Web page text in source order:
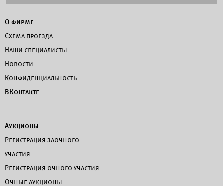
О фирме
Схема проезда
Наши специалисты
Новости
Конфиденциальность
ВКонтакте
Аукционы
Регистрация заочного
участия
Регистрация очного участия
Очные аукционы.